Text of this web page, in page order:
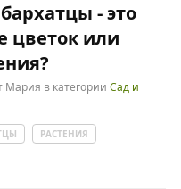
- это
цветок или
Мария в категорииСад и
РАСТЕНИЯ